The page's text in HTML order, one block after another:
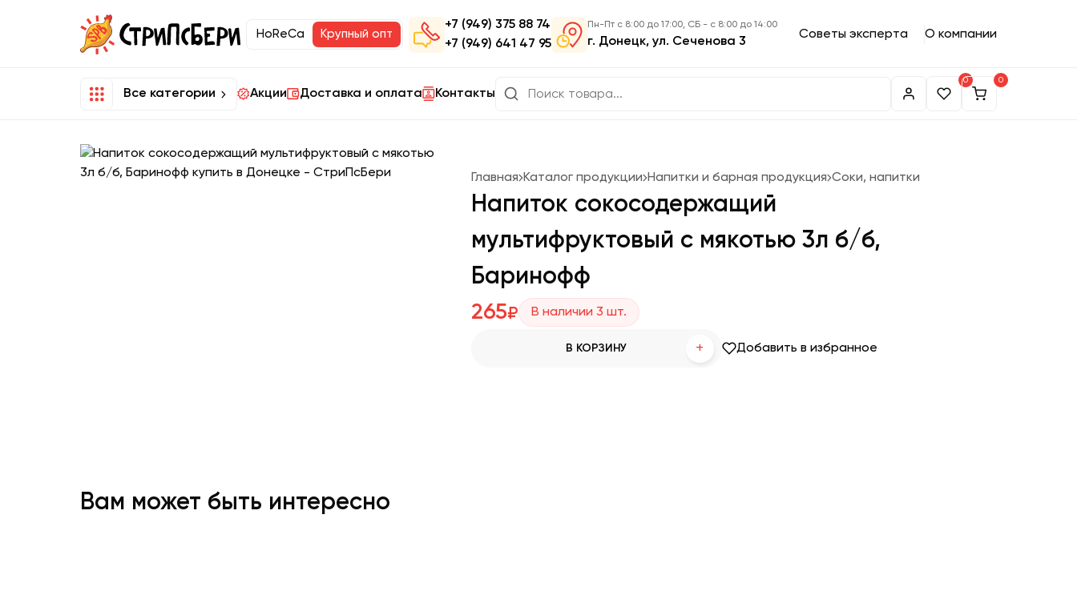
HoReCa Крупный опт
+7 (949) 375 88 74
+7 (949) 641 47 95
Пн-Пт с 8:00 до 17:00, СБ - с 8:00 до 14:00
г. Донецк, ул. Сеченова 3
Советы эксперта О компании
Все категории Акции Доставка и оплата Контакты
0 0
Главная Каталог продукции Напитки и барная продукция Соки, напитки
Напиток сокосодержащий
мультифруктовый с мякотью 3л б/б,
Баринофф
265₽ В наличии 3 шт.
В КОРЗИНУ + Добавить в избранное
Вам может быть интересно